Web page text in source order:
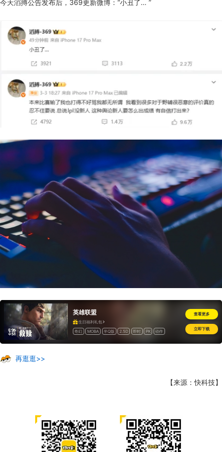
今天滔搏公告发布后，369更新微博：“小丑了… ”
英雄联盟
生日福利礼包
奇幻
MOBA 半Q版 2.5D 即时 PK
动作
查看更多
立即下载
再逛逛>>
【来源：快科技】